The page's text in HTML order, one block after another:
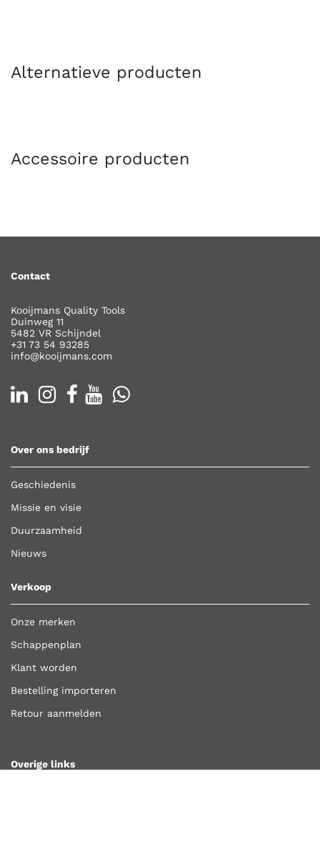
Alternatieve producten
Accessoire producten
Contact
Kooijmans Quality Tools
Duinweg 11
5482 VR Schijndel
+31 73 54 93285
info@kooijmans.com
Over ons bedrijf
Geschiedenis
Missie en visie
Duurzaamheid
Nieuws
Verkoop
Onze merken
Schappenplan
Klant worden
Bestelling importeren
Retour aanmelden
Overige links